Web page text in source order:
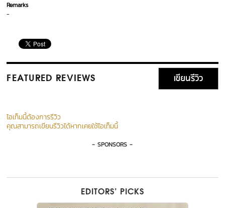
Remarks
-
FEATURED REVIEWS เขียนรีวิว
ไอเท็มนี้ต้องการรีวิว
คุณสามารถเขียนรีวิวได้หากเคยใช้ไอเท็มนี้
- SPONSORS -
EDITORS’ PICKS